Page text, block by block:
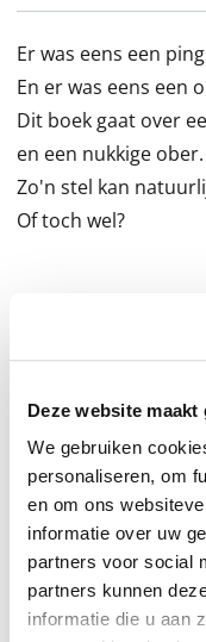
Deze website
We gebruiken
personaliseren, om
en om ons
informatie over uw
partners voor social
partners kunnen
informatie die u aan
Er was eens een
En er was eens een
Dit boek gaat over
en een nukkige ober.
Zo'n stel kan
Of toch wel?
Van tweevoudig
eerder samen Het
Maximiliaan
'IJzersterke prenten
- Juryrapport